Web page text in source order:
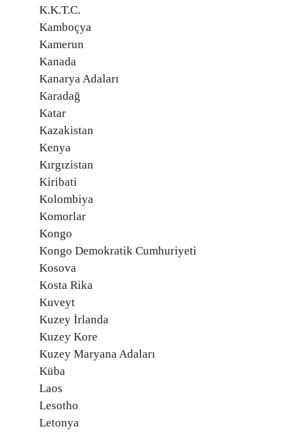
K.K.T.C.
Kamboçya
Kamerun
Kanada
Kanarya Adaları
Karadağ
Katar
Kazakistan
Kenya
Kırgızistan
Kiribati
Kolombiya
Komorlar
Kongo
Kongo Demokratik Cumhuriyeti
Kosova
Kosta Rika
Kuveyt
Kuzey İrlanda
Kuzey Kore
Kuzey Maryana Adaları
Küba
Laos
Lesotho
Letonya